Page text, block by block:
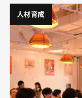
人材育成